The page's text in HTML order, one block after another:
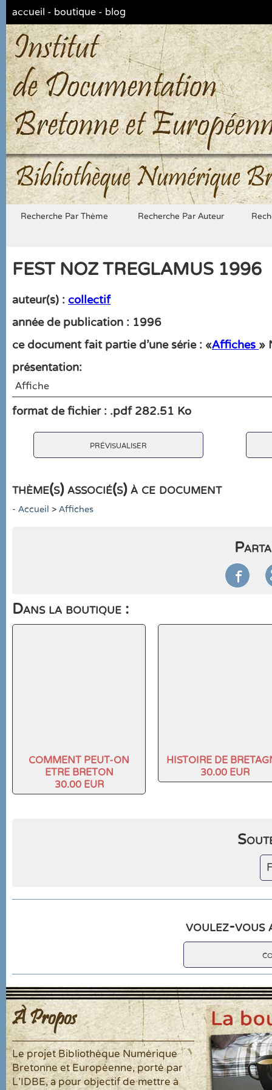
accueil - boutique - blog
Bibliothèque Numérique
Recherche Par Thème Recherche Par Auteur
FEST NOZ TREGLAMUS 1996
auteur(s) : collectif
année de publication : 1996
ce document fait partie d'une série : «Affiches »
présentation:
Affiche
format de fichier : .pdf 282.51 Ko
prévisualiser
thème(s) associé(s) à ce document
- Accueil > Affiches

Dans la boutique :
COMMENT PEUT-ON
ETRE BRETON
30.00 EUR
HISTOIRE DE
30.00 EUR
voulez-vous
À Propos
Le projet Bibliothèque Numérique
Bretonne et Européenne, porté par
L'IDBE, a pour objectif de mettre à